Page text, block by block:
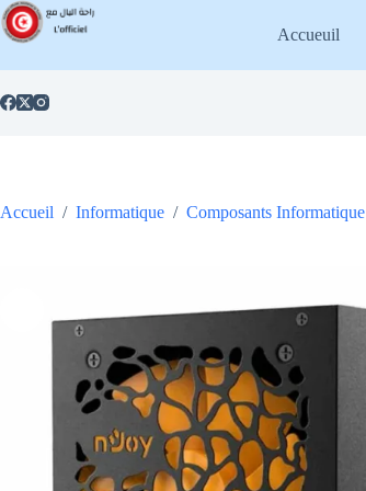
Passer
au
contenu
Accueuil
Accueil / Informatique / Composants Informatique